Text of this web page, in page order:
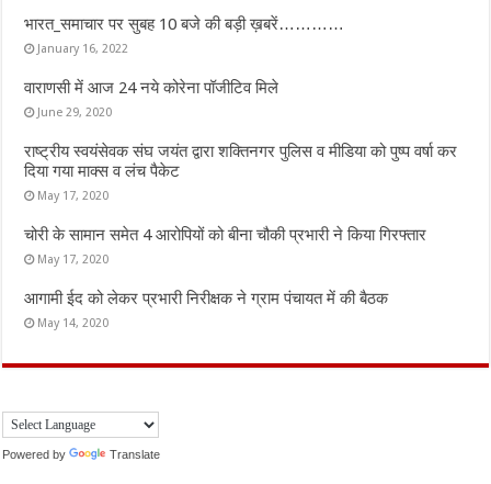
भारत_समाचार पर सुबह 10 बजे की बड़ी ख़बरें…………
January 16, 2022
वाराणसी में आज 24 नये कोरेना पॉजीटिव मिले
June 29, 2020
राष्ट्रीय स्वयंसेवक संघ जयंत द्वारा शक्तिनगर पुलिस व मीडिया को पुष्प वर्षा कर
दिया गया माक्स व लंच पैकेट
May 17, 2020
चोरी के सामान समेत 4 आरोपियों को बीना चौकी प्रभारी ने किया गिरफ्तार
May 17, 2020
आगामी ईद को लेकर प्रभारी निरीक्षक ने ग्राम पंचायत में की बैठक
May 14, 2020
Powered by Translate